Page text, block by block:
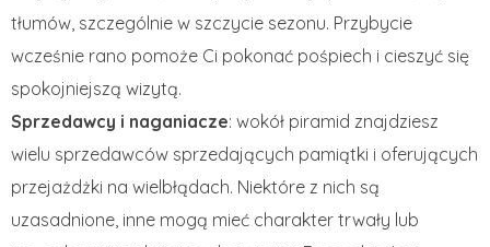
tłumów, szczególnie w szczycie sezonu. Przybycie
wcześnie rano pomoże Ci pokonać pośpiech i cieszyć się
spokojniejszą wizytą.
Sprzedawcy i naganiacze: wokół piramid znajdziesz
wielu sprzedawców sprzedających pamiątki i oferujących
przejażdżki na wielbłądach. Niektóre z nich są
uzasadnione, inne mogą mieć charakter trwały lub